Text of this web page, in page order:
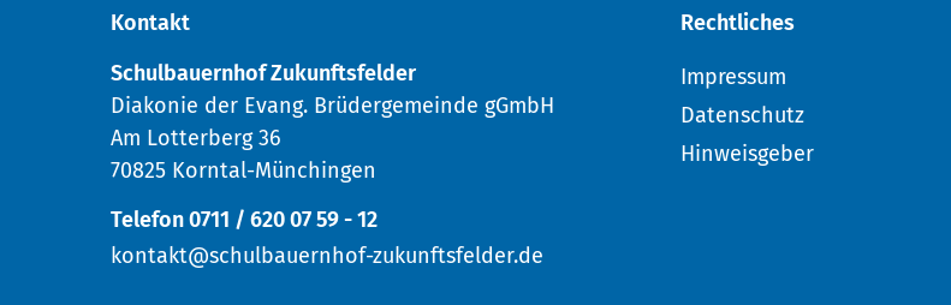
Kontakt
Schulbauernhof Zukunftsfelder
Diakonie der Evang. Brüdergemeinde gGmbH
Am Lotterberg 36
70825 Korntal-Münchingen
Telefon 0711 / 620 07 59 - 12
kontakt@schulbauernhof-zukunftsfelder.de
Rechtliches
Impressum
Datenschutz
Hinweisgeber